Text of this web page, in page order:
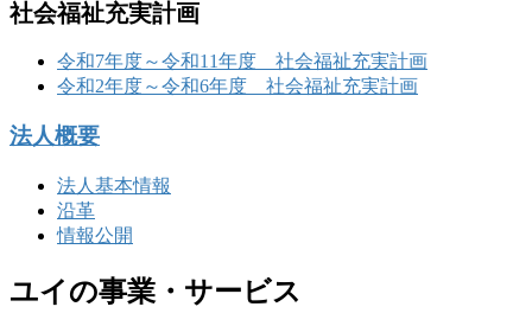
社会福祉充実計画
令和7年度～令和11年度 社会福祉充実計画
令和2年度～令和6年度 社会福祉充実計画
法人概要
法人基本情報
沿革
情報公開
ユイの事業・サービス